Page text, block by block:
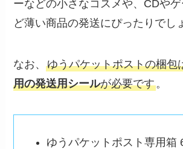
ーなどの小さなコスメや、CDや
ど薄い商品の発送にぴったりでし
なお、ゆうパケットポストの梱包
用の発送用シールが必要です。
ゆうパケットポスト専用箱